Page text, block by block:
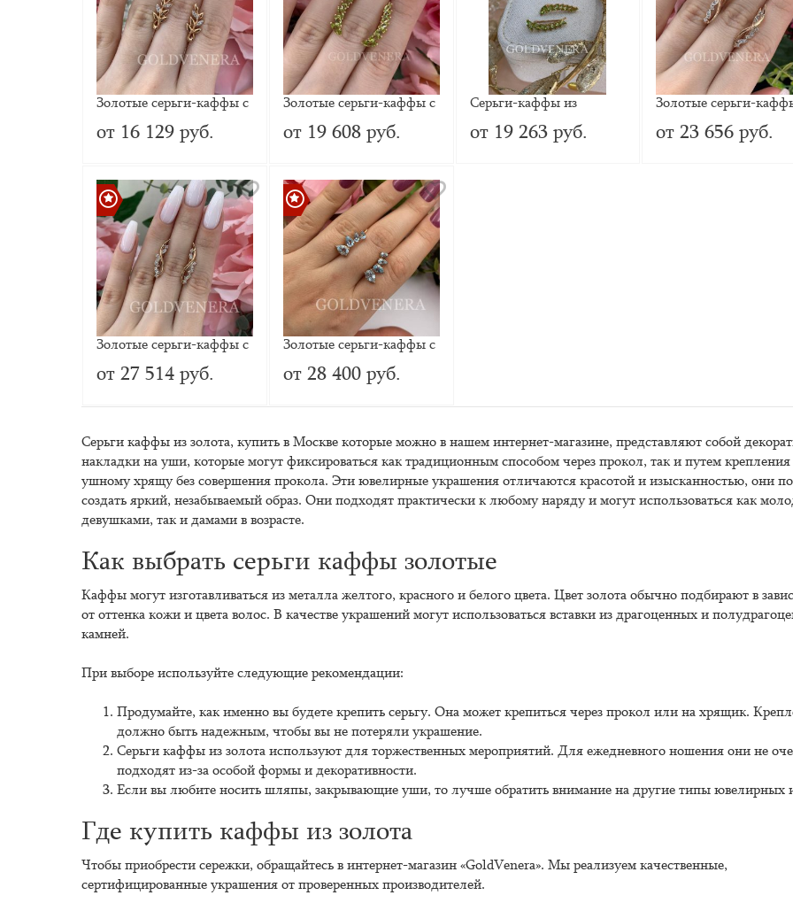
Золотые серьги-каффы с
цирконием
от 16 129 руб.
Золотые серьги-каффы с
хризолитом
от 19 608 руб.
Серьги-каффы из
красного золота с
Хризолитом
от 19 263 руб.
Золотые серьги-
фианитами
от 23 656 руб.
Золотые серьги-каффы с
фианитами
от 27 514 руб.
Золотые серьги-каффы с
топазом
от 28 400 руб.
Серьги каффы из золота, купить в Москве которые можно в нашем интернет-магазине, представляют собой
накладки на уши, которые могут фиксироваться как традиционным способом через прокол, так и путем крепления
ушному хрящу без совершения прокола. Эти ювелирные украшения отличаются красотой и изысканностью, они
создать яркий, незабываемый образ. Они подходят практически к любому наряду и могут использоваться как
девушками, так и дамами в возрасте.
Как выбрать серьги каффы золотые
Каффы могут изготавливаться из металла желтого, красного и белого цвета. Цвет золота обычно подбирают в
от оттенка кожи и цвета волос. В качестве украшений могут использоваться вставки из драгоценных и
камней.
При выборе используйте следующие рекомендации:
Продумайте, как именно вы будете крепить серьгу. Она может крепиться через прокол или на хрящик.
должно быть надежным, чтобы вы не потеряли украшение.
Серьги каффы из золота используют для торжественных мероприятий. Для ежедневного ношения они не
подходят из-за особой формы и декоративности.
Если вы любите носить шляпы, закрывающие уши, то лучше обратить внимание на другие типы ювелирных
Где купить каффы из золота
Чтобы приобрести сережки, обращайтесь в интернет-магазин «GoldVenera». Мы реализуем качественные,
сертифицированные украшения от проверенных производителей.